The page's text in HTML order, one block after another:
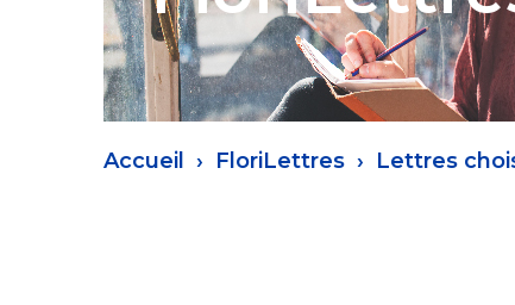
Fil
Accueil FloriLettres Lettres